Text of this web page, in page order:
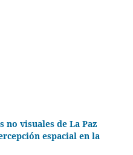
visuales de La Paz
espacial en la